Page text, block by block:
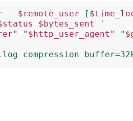
- $remote_user [
$bytes_sent
'
" $http_user_agent" "
compression